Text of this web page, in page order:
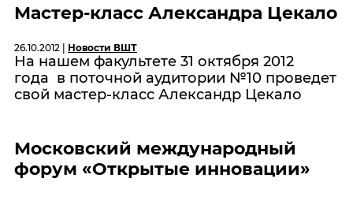
Мастер-класс Александра Цекало
26.10.2012 | Новости ВШТ
На нашем факультете 31 октября 2012
года в поточной аудитории №10 проведет
свой мастер-класс Александр Цекало
Московский международный
форум «Открытые инновации»